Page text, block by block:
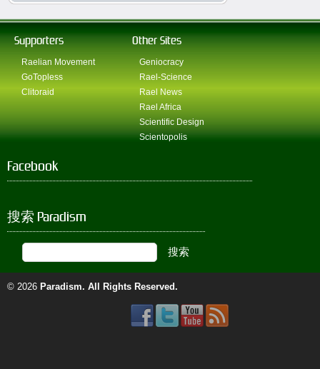
Supporters
Raelian Movement
GoTopless
Clitoraid
Other Sites
Geniocracy
Rael-Science
Rael News
Rael Africa
Scientific Design
Scientopolis
Facebook
搜索 Paradism
© 2026 Paradism. All Rights Reserved.